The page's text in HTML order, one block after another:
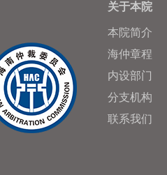
关于本院
本院简介
海仲章程
内设部门
分支机构
联系我们